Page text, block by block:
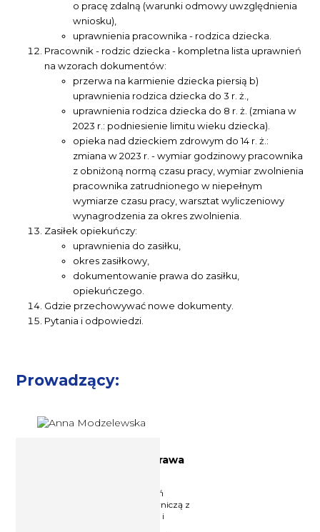
o pracę zdalną (warunki odmowy uwzględnienia
wniosku),
uprawnienia pracownika - rodzica dziecka.
Pracownik - rodzic dziecka - kompletna lista uprawnień
na wzorach dokumentów:
przerwa na karmienie dziecka piersią b)
uprawnienia rodzica dziecka do 3 r. ż.,
uprawnienia rodzica dziecka do 8 r. ż. (zmiana w
2023 r.: podniesienie limitu wieku dziecka).
opieka nad dzieckiem zdrowym do 14 r. ż.:
zmiana w 2023 r. - wymiar godzinowy pracownika
z obniżoną normą czasu pracy, wymiar zwolnienia
pracownika zatrudnionego w niepełnym
wymiarze czasu pracy, warsztat wyliczeniowy
wynagrodzenia za okres zwolnienia.
Zasiłek opiekuńczy:
uprawnienia do zasiłku,
okres zasiłkowy,
dokumentowanie prawa do zasiłku,
opiekuńczego.
Gdzie przechowywać nowe dokumenty.
Pytania i odpowiedzi.
Prowadzący:
Prawniczka, specjalistka prawa
Radczyni prawna i trenerka szkoleń
biznesowych, łącząca wiedzę prawniczą z
praktyką pracy z przedsiębiorcami i